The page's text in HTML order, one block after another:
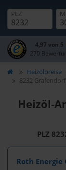
PLZ
4,97 von 5
270
Heizölpreise
8232
Heizöl-
PLZ
Roth Energie